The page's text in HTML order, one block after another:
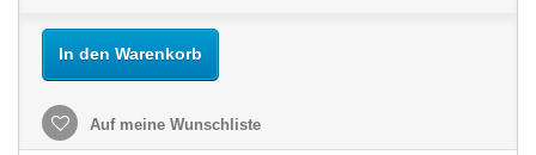
In den Warenkorb
Auf meine Wunschliste